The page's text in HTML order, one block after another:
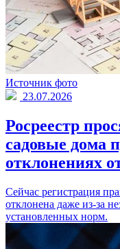
Источник фото
23.07.2026
Росреестр
садовые дома
отклонениях
Сейчас регистрация
отклонена даже из-за
установленных норм.